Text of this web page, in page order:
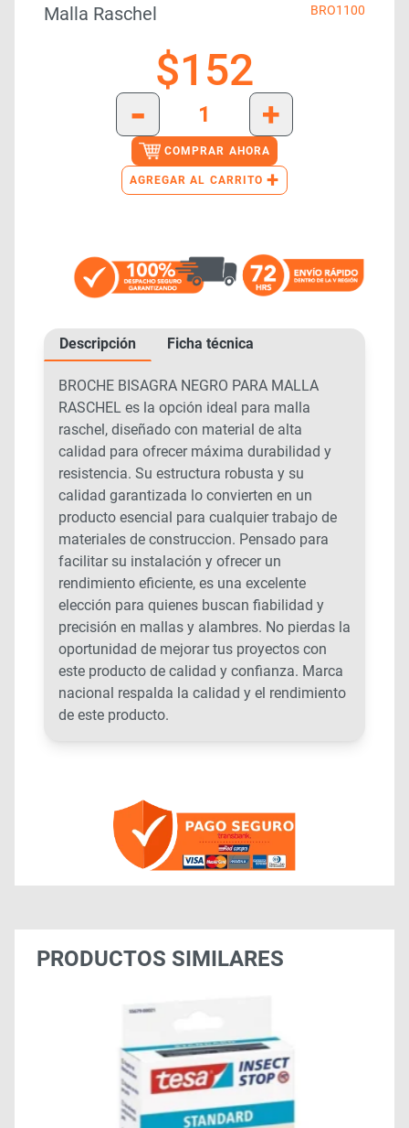
Malla Raschel
BRO1100
$152
-
+
COMPRAR AHORA
AGREGAR AL CARRITO +
Descripción Ficha técnica
BROCHE BISAGRA NEGRO PARA MALLA
RASCHEL es la opción ideal para malla
raschel, diseñado con material de alta
calidad para ofrecer máxima durabilidad y
resistencia. Su estructura robusta y su
calidad garantizada lo convierten en un
producto esencial para cualquier trabajo de
materiales de construccion. Pensado para
facilitar su instalación y ofrecer un
rendimiento eficiente, es una excelente
elección para quienes buscan fiabilidad y
precisión en mallas y alambres. No pierdas la
oportunidad de mejorar tus proyectos con
este producto de calidad y confianza. Marca
nacional respalda la calidad y el rendimiento
de este producto.
PRODUCTOS SIMILARES